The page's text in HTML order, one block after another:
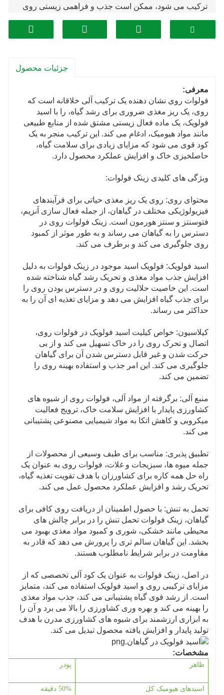
ترکیب می شود، ممکن است جذب و فراهمی زیستی روی
خواص آنتی اکسیدانی: اسید فولویک خود دارای خواص آنتی
مبارزه با استرس اکسیداتیو و کاهش آسیب های ناشی از
حمایت ایمنی: روی برای رشد طبیعی و عملکرد سلول های
ایمنی ضروری است. با افزایش جذب روی، فولوات روی
ممکن است از یک سیستم ایمنی سالم حمایت کند و به بدن
در مبارزه با عفونت ها و حفظ عملکرد کلی سیستم ایمنی
کمک کند.
اثرات ضد التهابی: اسید فولویک به دلیل خواص ضد التهابی
بالقوه آن مورد مطالعه قرار گرفته است. با تحویل روی به
شکلی که ممکن است التهاب را کاهش دهد، فولوات روی به
طور بالقوه می تواند به مدیریت شرایط التهابی کمک کند.
سلامت گوارش: اعتقاد بر این است که اسید فولویک با
ارتقاء جذب مواد مغذی و حفظ سلامت روده از سلامت
گوارش حمایت می کند. این ممکن است به طور
سلامت کلی مفید باشد.
سلامت پوست: روی به دلیل نقشش در سلامت پوست، به
ویژه در بهبود زخم و حفظ یکپارچگی سد پوستی شناخته
شده است. فولوات روی ممکن است این اثرات را به دلیل
جزئیات محصول
معرفی:
فولوات روی نشان دهنده یک ترکیب آلی خلاقانه است که
روی، یک ریز مغذی ضروری برای رشد گیاه، را با اسید
فولویک، یک ماده فعال زیستی مشتق شده از منابع طبیعی
مانند مواد هیومیک، ادغام می کند. این ترکیب منجر به یک
کود قوی می شود که مزایای زیادی برای سلامت گیاه،
حاصلخیزی خاک و افزایش عملکرد محصول دارد.
ویژگی های کلیدی زینک فولوات:
محتوای روی: روی یک ریز مغذی حیاتی برای فرآیندهای
فیزیولوژیکی مختلف در گیاهان، از جمله فعال سازی آنزیم،
فتوسنتز و سنتز هورمون است. زینک فولوات روی در
دسترس را به گیاهان می رساند و به طور موثر از کمبود
روی جلوگیری می کند و برطرف می کند.
اسید فولویک: فولویک اسید موجود در زینک فولوات به دلیل
افزایش جذب مواد مغذی و تحریک رشد گیاه شناخته شده
است. این خاصیت حلالیت روی و در دسترس بودن روی را
برای جذب گیاه افزایش می دهد و مزایای تغذیه ای آن را به
حداکثر می رساند.
کیلاسیون: خواص کیلیت اسید فولویک در فولوات روی،
اتصال و تحرک روی را در خاک تسهیل می کند و از بی
حرکت شدن و غیر قابل دسترس شدن آن برای گیاهان
جلوگیری می کند. این امر جذب و استفاده بهینه روی را
تضمین می کند.
منبع آلی: برگرفته از مواد آلی، فولوات روی از شیوه های
کشاورزی پایدار با افزایش سلامت خاک، ترویج فعالیت
میکروبی و کاهش اتکا به مواد شیمیایی مصنوعی پشتیبانی
می کند.
تطبیق پذیری: مناسب برای طیف وسیعی از محصولات از
جمله میوه ها، سبزیجات و غلات، فولوات روی به عنوان یک
راه حل همه کاره برای کشاورزان با هدف تقویت تغذیه گیاه،
تحریک رشد و افزایش عملکرد محصول عمل می کند.
تحمل به تنش: با حصول اطمینان از دریافت روی کافی برای
گیاهان، زینک فولوات تحمل تنش را در برابر چالش های
محیطی مانند خشکی، شوری و کمبود مواد مغذی بهبود می
بخشد. این گیاهان سالم تری را پرورش می دهد که قادر به
مقاومت در برابر شرایط نامطلوب هستند.
در اصل، زینک فولوات به عنوان یک کود آلی تخصصی که از
مزایای ترکیبی روی و اسید فولویک استفاده می کند، متمایز
است. از رشد قوی گیاه پشتیبانی می کند، جذب مواد مغذی
را بهینه می کند و بهره وری کشاورزی را بالا می برد و آن را
به ابزاری ارزشمند برای شیوه های کشاورزی مدرن با هدف
تولید پایدار و افزایش یافته محصول تبدیل می کند.
مشخصات:
ظاهر پودر
اسیدهای هیومیک کل 50% دقیقه